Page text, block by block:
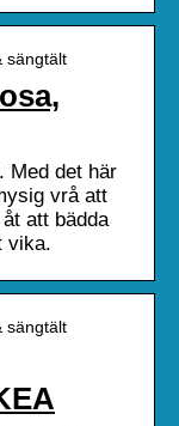
sängtält
Med det här
vrå att
att bädda
vika.
sängtält